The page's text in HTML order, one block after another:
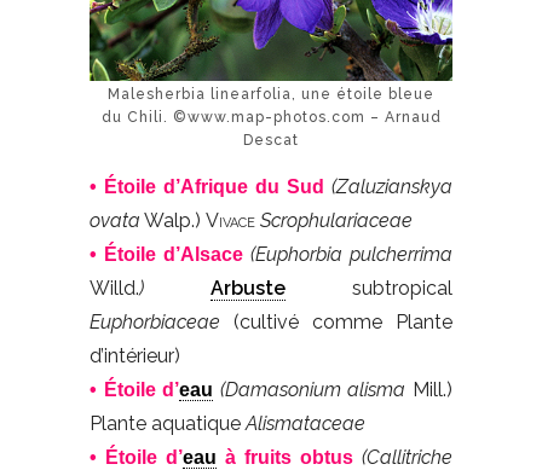
Malesherbia linearfolia, une étoile bleue
du Chili. ©www.map-photos.com – Arnaud
Descat
• Étoile d’Afrique du Sud (Zaluzianskya
ovata Walp.) Vivace Scrophulariaceae
• Étoile d’Alsace (Euphorbia pulcherrima
Willd.) Arbuste subtropical
Euphorbiaceae (cultivé comme Plante
d’intérieur)
• Étoile d’eau (Damasonium alisma Mill.)
Plante aquatique Alismataceae
• Étoile d’eau à fruits obtus (Callitriche